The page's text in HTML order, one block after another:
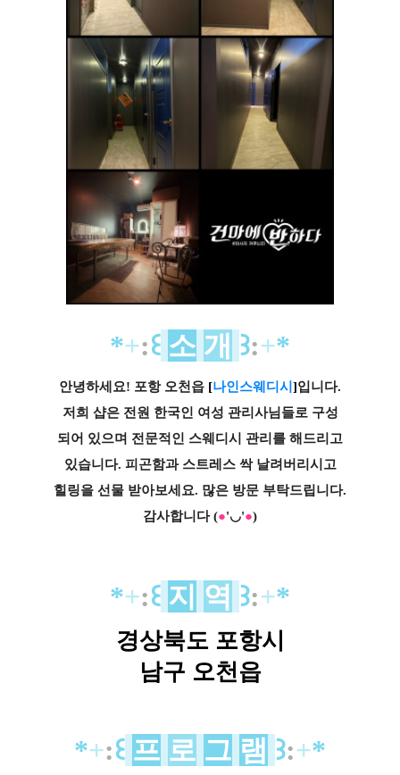
*+:꒰ 소 개 ꒱:+*
안녕하세요! 포항 오천읍 [나인스웨디시]입니다.
저희 샵은 전원 한국인 여성 관리사님들로 구성
되어 있으며 전문적인 스웨디시 관리를 해드리고
있습니다. 피곤함과 스트레스 싹 날려버리시고
힐링을 선물 받아보세요. 많은 방문 부탁드립니다.
감사합니다 (●'◡'●)
*+:꒰ 지 역 ꒱:+*
경상북도 포항시
남구 오천읍
*+:꒰ 프 로 그 램 ꒱:+*